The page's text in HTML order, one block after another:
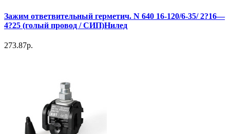
Зажим ответвительный герметич. N 640 16-120/6-35/ 2?16—
4?25 (голый провод / СИП)Нилед
273.87р.